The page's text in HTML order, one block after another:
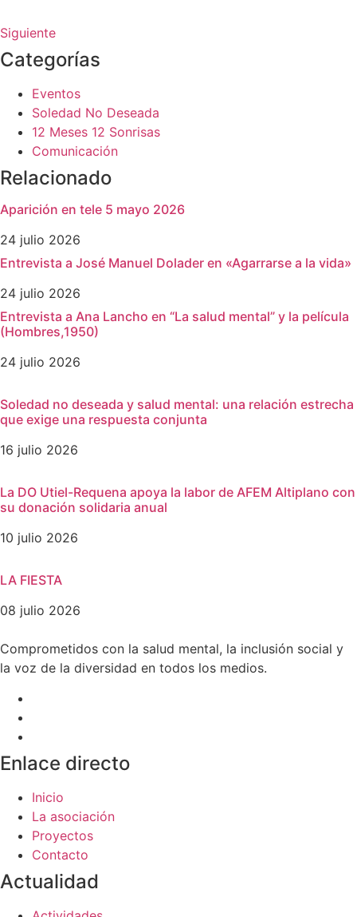
Siguiente
Categorías
Eventos
Soledad No Deseada
12 Meses 12 Sonrisas
Comunicación
Relacionado
Aparición en tele 5 mayo 2026
24 julio 2026
Entrevista a José Manuel Dolader en «Agarrarse a la vida»
24 julio 2026
Entrevista a Ana Lancho en “La salud mental” y la película
(Hombres,1950)
24 julio 2026
Soledad no deseada y salud mental: una relación estrecha
que exige una respuesta conjunta
16 julio 2026
La DO Utiel-Requena apoya la labor de AFEM Altiplano con
su donación solidaria anual
10 julio 2026
LA FIESTA
08 julio 2026
Comprometidos con la salud mental, la inclusión social y
la voz de la diversidad en todos los medios.
Enlace directo
Inicio
La asociación
Proyectos
Contacto
Actualidad